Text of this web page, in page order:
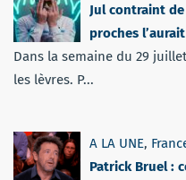
Jul contraint
proches
Dans la semaine du 29
les lèvres. P...
A LA UNE,
Patrick Bruel :